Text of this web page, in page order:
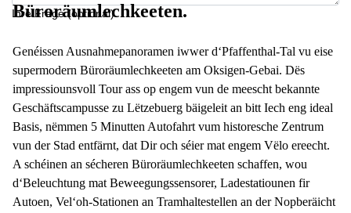
Ihre Frage (optional)
Büroräumlechkeeten.
Genéissen Ausnahmepanoramen iwwer d‘Pfaffenthal-Tal vu eise
supermodern Büroräumlechkeeten am Oksigen-Gebai. Dës
impressiounsvoll Tour ass op engem vun de meescht bekannte
Geschäftscampusse zu Lëtzebuerg bäigeleit an bitt Iech eng ideal
Basis, nëmmen 5 Minutten Autofahrt vum historesche Zentrum
vun der Stad entfärnt, dat Dir och séier mat engem Vëlo ereecht.
A schéinen an sécheren Büroräumlechkeeten schaffen, wou
d‘Beleuchtung mat Beweegungssensorer, Ladestatiounen fir
Autoen, Vel‘oh-Stationen an Tramhaltestellen an der Nopberäicht